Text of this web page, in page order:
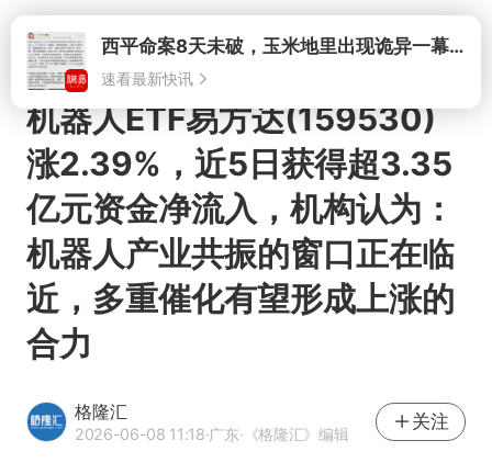
打开西平命案8天未破，玉米地里出现诡异一幕，我突然想起了欧金中
速看最新快讯
机器人ETF易方达(159530)
涨2.39%，近5日获得超3.35
亿元资金净流入，机构认为：
机器人产业共振的窗口正在临
近，多重催化有望形成上涨的
合力
格隆汇
2026-06-08 11:18·广东·《格隆汇》编辑
关注